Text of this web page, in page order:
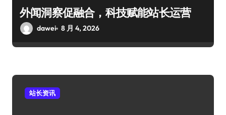
外闻洞察促融合，科技赋能站长运营
dawei 8 月 4, 2026
站长资讯